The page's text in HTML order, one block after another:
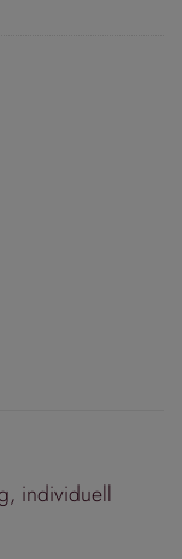
individuell